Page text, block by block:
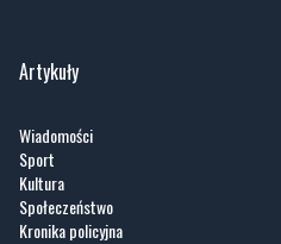
Artykuły
Wiadomości
Sport
Kultura
Społeczeństwo
Kronika policyjna